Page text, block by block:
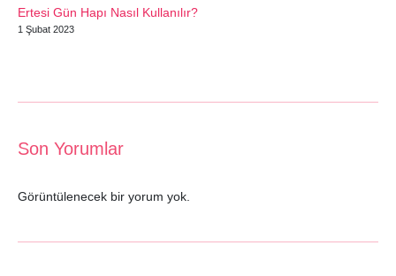
Ertesi Gün Hapı Nasıl Kullanılır?
1 Şubat 2023
Son Yorumlar
Görüntülenecek bir yorum yok.